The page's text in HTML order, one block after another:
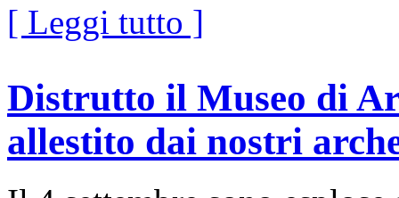
[ Leggi tutto ]
Distrutto il Museo di
allestito dai nostri